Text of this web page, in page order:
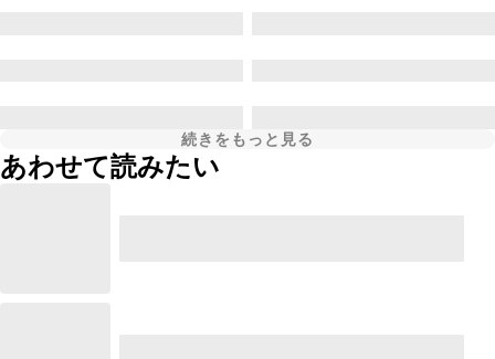
続きをもっと見る
あわせて読みたい